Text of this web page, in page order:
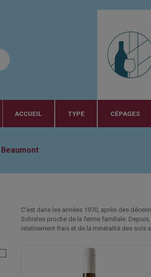
ACCUEIL TYPE CÉPAGES
Beaumont
C'est dans les années 1970, après des
Schistes proche de la ferme familiale.
relativement frais et de la minéralité des sols